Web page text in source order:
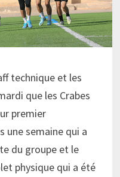
technique et les
que les Crabes
premier
une semaine qui a
du groupe et le
physique qui a été